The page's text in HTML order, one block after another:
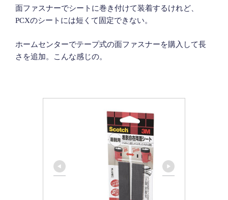
面ファスナーでシートに巻き付けて装着するけれど、
PCXのシートには短くて固定できない。
ホームセンターでテープ式の面ファスナーを購入して長
さを追加。こんな感じの。